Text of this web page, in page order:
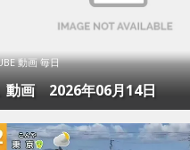
動画 毎日
画 2026年06月14日